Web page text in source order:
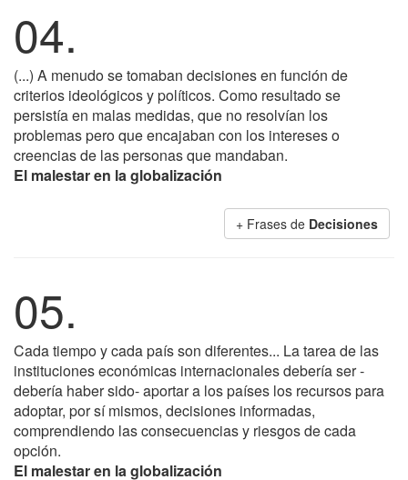
04.
(...) A menudo se tomaban decisiones en función de
criterios ideológicos y políticos. Como resultado se
persistía en malas medidas, que no resolvían los
problemas pero que encajaban con los intereses o
creencias de las personas que mandaban.
El malestar en la globalización
+ Frases de Decisiones
05.
Cada tiempo y cada país son diferentes... La tarea de las
instituciones económicas internacionales debería ser -
debería haber sido- aportar a los países los recursos para
adoptar, por sí mismos, decisiones informadas,
comprendiendo las consecuencias y riesgos de cada
opción.
El malestar en la globalización